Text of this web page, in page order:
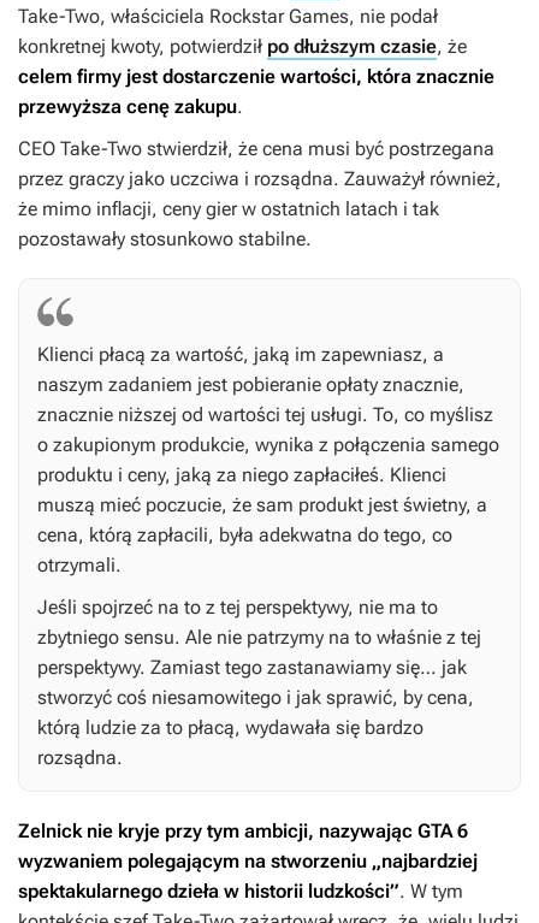
Take-Two, właściciela Rockstar Games, nie podał
konkretnej kwoty, potwierdził po dłuższym czasie, że
celem firmy jest dostarczenie wartości, która znacznie
przewyższa cenę zakupu.
CEO Take-Two stwierdził, że cena musi być postrzegana
przez graczy jako uczciwa i rozsądna. Zauważył również,
że mimo inflacji, ceny gier w ostatnich latach i tak
pozostawały stosunkowo stabilne.
Klienci płacą za wartość, jaką im zapewniasz, a
naszym zadaniem jest pobieranie opłaty znacznie,
znacznie niższej od wartości tej usługi. To, co myślisz
o zakupionym produkcie, wynika z połączenia samego
produktu i ceny, jaką za niego zapłaciłeś. Klienci
muszą mieć poczucie, że sam produkt jest świetny, a
cena, którą zapłacili, była adekwatna do tego, co
otrzymali.
Jeśli spojrzeć na to z tej perspektywy, nie ma to
zbytniego sensu. Ale nie patrzymy na to właśnie z tej
perspektywy. Zamiast tego zastanawiamy się… jak
stworzyć coś niesamowitego i jak sprawić, by cena,
którą ludzie za to płacą, wydawała się bardzo
rozsądna.
Zelnick nie kryje przy tym ambicji, nazywając GTA 6
wyzwaniem polegającym na stworzeniu „najbardziej
spektakularnego dzieła w historii ludzkości”. W tym